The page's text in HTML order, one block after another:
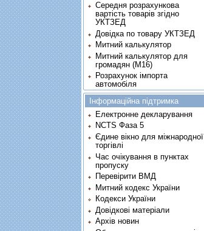
Середня розрахункова
вартість товарів згідно
УКТЗЕД
Довідка по товару УКТЗЕД
Митний калькулятор
Митний калькулятор для
громадян (М16)
Розрахунок імпорта
автомобіля
Інформаційна підтримка
Електронне декларування
NCTS Фаза 5
Єдине вікно для міжнародної
торгівлі
Час очікування в пунктах
пропуску
Перевірити ВМД
Митний кодекс України
Кодекси України
Довідкові матеріали
Архів новин